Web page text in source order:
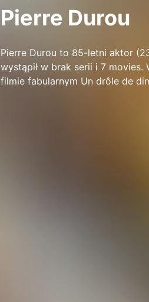
Pierre Durou
Pierre Durou to 85-letni aktor
wystąpił w brak serii i 7
filmie fabularnym Un drôle de